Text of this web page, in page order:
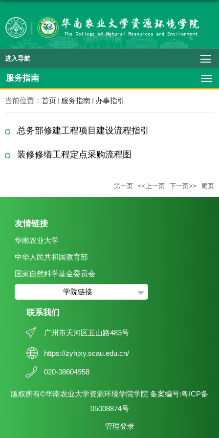
进入导航
服务指南
当前位置： 首页 服务指南 办事指引
总务部修建工程项目建设流程指引
装修修缮工程定点采购流程图
第一页 <<上一页 下一页>> 尾页
友情链接
华南农业大学
中华人民共和国教育部
国家自然科学基金委员会
学院链接
联系我们
广州市天河区五山路483号
https://zyhjxy.scau.edu.cn/
020-38604958
版权所有©华南农业大学资源环境学院学院 备案编号:粤ICP备
05008874号
管理登录